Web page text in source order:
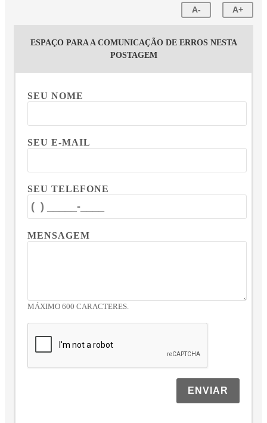
A- A+
ESPAÇO PARA A COMUNICAÇÃO DE ERROS NESTA
POSTAGEM
SEU NOME
SEU E-MAIL
SEU TELEFONE
MENSAGEM
MÁXIMO 600 CARACTERES.
ENVIAR